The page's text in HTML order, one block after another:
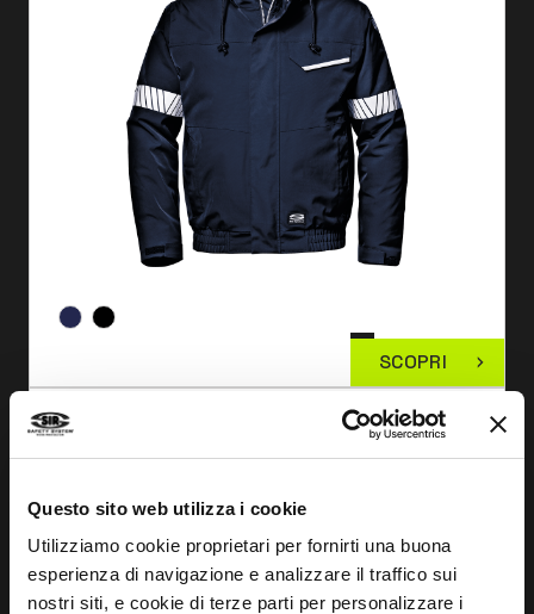
Questo sito web utilizza i cookie
Utilizziamo cookie proprietari per fornirti una buona
esperienza di navigazione e analizzare il traffico sui
nostri siti, e cookie di terze parti per personalizzare i
SCOPRI
PANTALONE SUPERTECH 360